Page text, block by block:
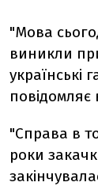
"Мова
виникли
українські
"Справа в
роки